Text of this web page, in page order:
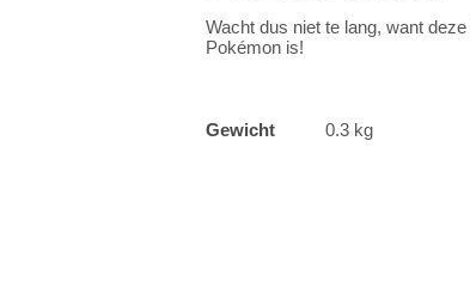
Wacht dus niet te lang, want deze
Pokémon is!
Gewicht 0.3 kg